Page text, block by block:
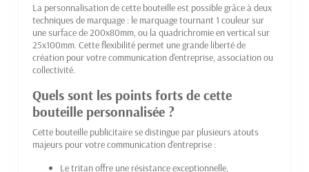
La personnalisation de cette bouteille est possible grâce à deux
techniques de marquage : le marquage tournant 1 couleur sur
une surface de 200x80mm, ou la quadrichromie en vertical sur
25x100mm. Cette flexibilité permet une grande liberté de
création pour votre communication d'entreprise, association ou
collectivité.
Quels sont les points forts de cette
bouteille personnalisée ?
Cette bouteille publicitaire se distingue par plusieurs atouts
majeurs pour votre communication d'entreprise :
Le tritan offre une résistance exceptionnelle,